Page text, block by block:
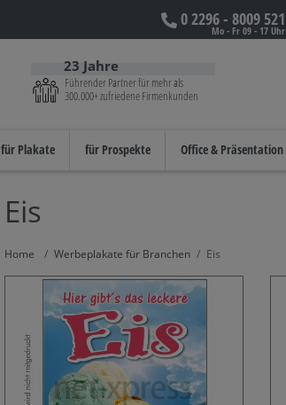
0 2296 - 8009 521
Mo - Fr 09 - 17 Uhr
23 Jahre
Führender Partner für mehr als
300.000+ zufriedene Firmenkunden
für Plakate für Prospekte Office & Präsentation
Eis
Werbeplakate für Branchen Eis